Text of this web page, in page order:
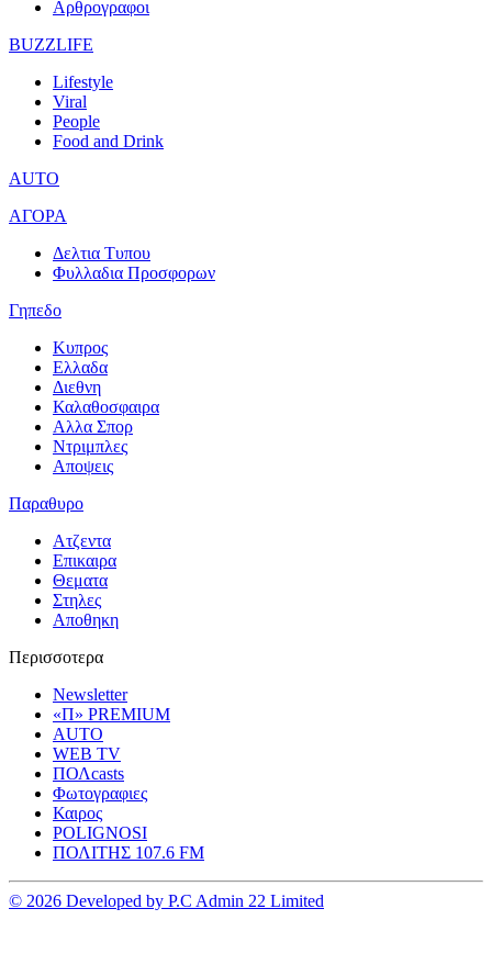
Αρθρογραφοι
BUZZLIFE
Lifestyle
Viral
People
Food and Drink
AUTO
ΑΓΟΡΑ
Δελτια Τυπου
Φυλλαδια Προσφορων
Γηπεδο
Κυπρος
Ελλαδα
Διεθνη
Καλαθοσφαιρα
Αλλα Σπορ
Ντριμπλες
Αποψεις
Παραθυρο
Ατζεντα
Επικαιρα
Θεματα
Στηλες
Αποθηκη
Περισσοτερα
Newsletter
«Π» PREMIUM
AUTO
WEB TV
ΠΟΛcasts
Φωτογραφιες
Καιρος
POLIGNOSI
ΠΟΛΙΤΗΣ 107.6 FM
© 2026 Developed by P.C Admin 22 Limited